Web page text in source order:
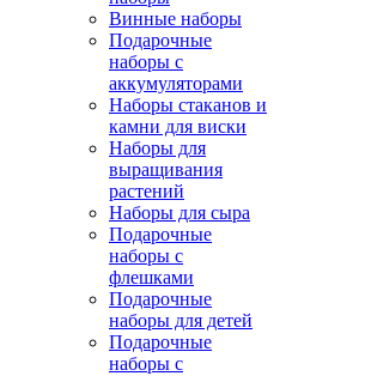
Винные наборы
Подарочные
наборы с
аккумуляторами
Наборы стаканов и
камни для виски
Наборы для
выращивания
растений
Наборы для сыра
Подарочные
наборы с
флешками
Подарочные
наборы для детей
Подарочные
наборы с